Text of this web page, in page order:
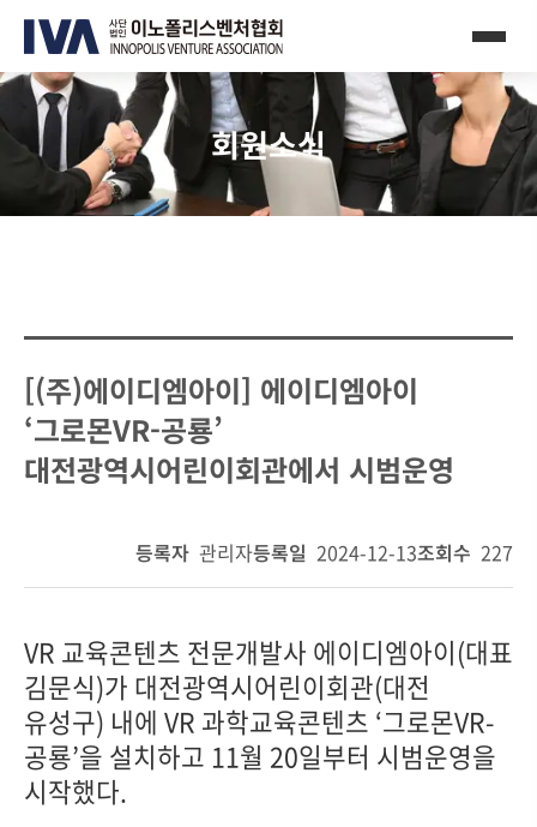
회원소식
[(주)에이디엠아이] 에이디엠아이
‘그로몬VR-공룡’
대전광역시어린이회관에서 시범운영
등록자 관리자등록일 2024-12-13조회수 227
VR 교육콘텐츠 전문개발사 에이디엠아이(대표
김문식)가 대전광역시어린이회관(대전
유성구) 내에 VR 과학교육콘텐츠 ‘그로몬VR-
공룡’을 설치하고 11월 20일부터 시범운영을
시작했다.